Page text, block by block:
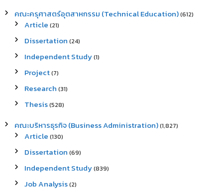
คณะครุศาสตร์อุตสาหกรรม (Technical Education)(612)
Article (21)
Dissertation (24)
Independent Study(1)
Project(7)
Research (31)
Thesis(528)
คณะบริหารธุรกิจ (Business Administration)(1,827)
Article (130)
Dissertation (69)
Independent Study(839)
Job Analysis(2)